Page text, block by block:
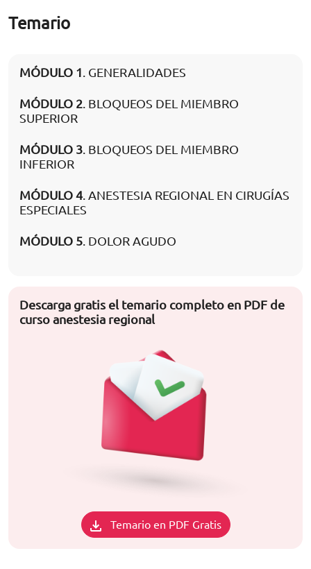
Temario
MÓDULO 1 . GENERALIDADES
MÓDULO 2 . BLOQUEOS DEL MIEMBRO
SUPERIOR
MÓDULO 3 . BLOQUEOS DEL MIEMBRO
INFERIOR
MÓDULO 4. ANESTESIA REGIONAL EN CIRUGÍAS
ESPECIALES
MÓDULO 5 . DOLOR AGUDO
Descarga gratis el temario completo en PDF de
curso anestesia regional
Temario en PDF Gratis